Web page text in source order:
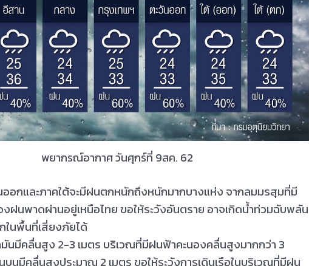
พยากรณ์อากาศ วันศุกร์ที่ 9สค. 62
กและภาคใต้จะมีฝนตกหนักถึงหนักมากบางแห่ง จากลมมรสุมที่มี
ฝนพาดผ่านอยู่เหนือไทย ขอให้ระวังอันตราย อาจเกิดน้ำท่วมฉับพลัน
ในพื้นที่เสี่ยงภัยได้
มันมีคลื่นสูง 2-3 เมตร บริเวณที่มีฝนฟ้าคะนองคลื่นสูงมากกว่า 3
บนมีคลื่นสูงประมาณ 2 เมตร ขอให้ระวังการเดินเรือในบริเวณที่มีฝน